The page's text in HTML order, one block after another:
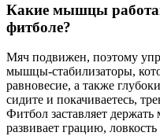
Какие мышцы
фитболе?
Мяч подвижен, поэтому
мышцы-стабилизаторы,
равновесие, а также
сидите и покачиваетесь,
Фитбол заставляет
развивает грацию,